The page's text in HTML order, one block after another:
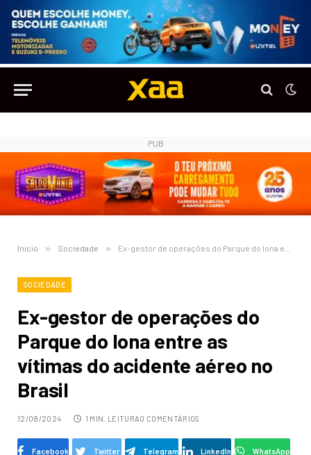
PUB
Início » Sociedade » Ex-gestor de operações do Parque do Iona entre as vítimas do acidente aéreo no Brasil
SOCIEDADE
Ex-gestor de operações do
Parque do Iona entre as
vítimas do acidente aéreo no
Brasil
12/08/2024 1 MIN. LEITURA0 COMENTÁRIOS
Facebook Twitter Telegram LinkedIn WhatsApp